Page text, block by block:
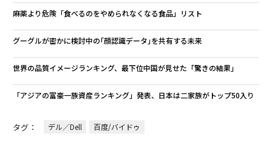
麻薬より危険「食べるのをやめられなくなる食品」リスト
グーグルが密かに検討中の｢顔認識データ｣を共有する未来
世界の品質イメージランキング、最下位中国が見せた「驚きの結果」
「アジアの富豪一族資産ランキング」発表、日本は二家族がトップ50入り
タグ： デル／Dell 百度/バイドゥ